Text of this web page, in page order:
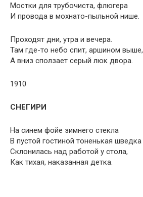
Мостки для трубочиста, флюгера
И провода в мохнато-пыльной нише.
Проходят дни, утра и вечера.
Там где-то небо спит, аршином выше,
А вниз сползает серый люк двора.
1910
СНЕГИРИ
На синем фойе зимнего стекла
В пустой гостиной тоненькая шведка
Склонилась над работой у стола,
Как тихая, наказанная детка.